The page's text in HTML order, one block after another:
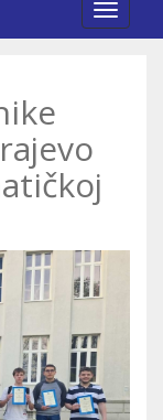
Toggle